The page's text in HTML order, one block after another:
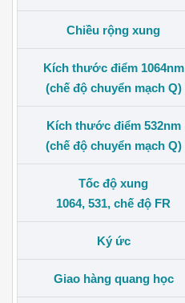
Chiều rộng xung
Kích thước điểm 1064nm
(chế độ chuyển mạch Q)
Kích thước điểm 532nm
(chế độ chuyển mạch Q)
Tốc độ xung
1064, 531, chế độ FR
Ký ức
Giao hàng quang học